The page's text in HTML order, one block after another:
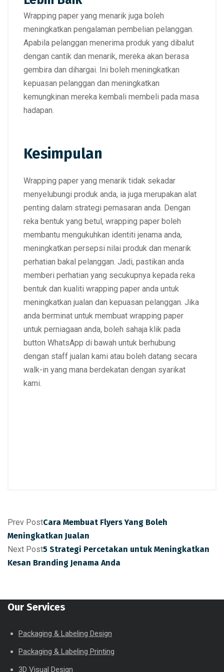
Wrapping paper yang menarik juga boleh
meningkatkan pengalaman pembelian pelanggan.
Apabila pelanggan menerima produk yang dibalut
dengan cantik dan menarik, mereka akan berasa
gembira dan dihargai. Ini boleh meningkatkan
kepuasan pelanggan dan meningkatkan
kemungkinan mereka kembali membeli pada masa
hadapan.
Kesimpulan
Wrapping paper yang menarik tidak sekadar
menyelubungi produk anda, ia juga merupakan alat
penting dalam strategi pemasaran anda. Dengan
reka bentuk yang betul, wrapping paper boleh
membantu mengukuhkan identiti jenama anda,
meningkatkan persepsi nilai produk dan menarik
perhatian bakal pelanggan. Jadi, pastikan anda
memberi perhatian yang secukupnya kepada reka
bentuk dan kualiti wrapping paper anda untuk
meningkatkan jualan dan kepuasan pelanggan. Jika
anda berminat untuk membuat wrapping paper
untuk perniagaan anda, boleh sahaja klik pada
button WhatsApp di bawah untuk berhubung
dengan staff jualan kami atau boleh datang secara
walk-in yang mana berdekatan dengan syarikat
kami.
Prev PostCara Membuat Flyers Yang Boleh
Meningkatkan Jualan
Next Post5 Strategi Percetakan untuk Meningkatkan
Kesan Branding Jenama Anda
Our Services
Packaging & Labeling Design
Packaging & Labeling Printing
3D Visual Design